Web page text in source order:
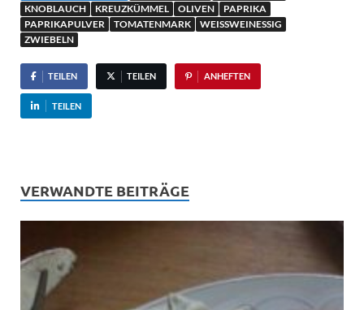
KNOBLAUCH
KREUZKÜMMEL OLIVEN
PAPRIKA
PAPRIKAPULVER
TOMATENMARK
WEISSWEINESSIG
ZWIEBELN
TEILEN TEILEN ANHEFTEN
TEILEN
VERWANDTE BEITRÄGE